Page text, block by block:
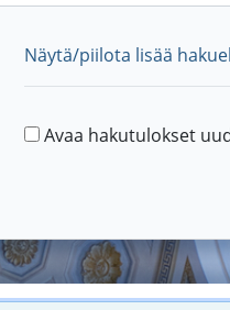
Näytä/piilota lisää
Avaa hakutulokset